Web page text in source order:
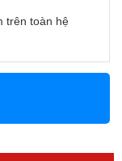
trên toàn hệ